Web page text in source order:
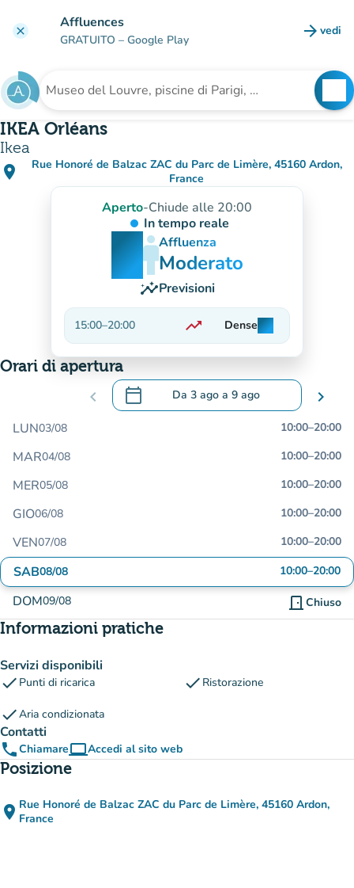
clear Affluences
GRATUITO – Google Play arrow_forward vedi
Cerca una struttura
IKEA Orléans
Ikea
place
Rue Honoré de Balzac ZAC du Parc de Limère, 45160 Ardon,
France
(apri in Google Maps)
(nuova scheda)
Aperto-Chiude alle 20:00
In tempo reale
man
man
manAffluenza
Moderato
insightsPrevisioni
15:00–20:00 trending_up
In aumento
Denseman
man
man
Orari di apertura
chevron_left calendar_today Da 3 ago a 9 ago
.Aprire il calendario per modificare le
chevron_right
LUN03/08 10:00–20:00
MAR04/08 10:00–20:00
MER05/08 10:00–20:00
GIO06/08 10:00–20:00
VEN07/08 10:00–20:00
SAB08/08 10:00–20:00
DOM09/08 door_front Chiuso
Informazioni pratiche
Servizi disponibili
check Punti di ricarica check Ristorazione
checkAria condizionata
Contatti
phoneChiamarecomputerAccedi al sito web
(nuova scheda)
Posizione
place Rue Honoré de Balzac ZAC du Parc de Limère, 45160 Ardon,
France